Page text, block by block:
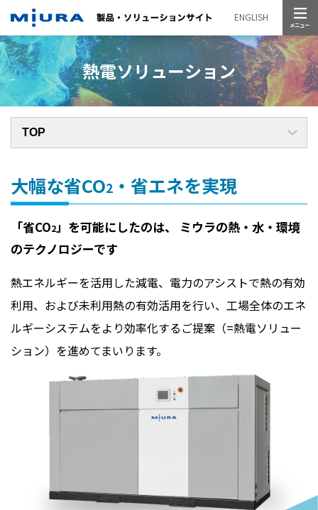
ENGLISH
熱電ソリューション
大幅な省CO2 ・省エネを実現
「省CO2」を可能にしたのは、
ミウラの熱・水・環境
のテクノロジーです
熱エネルギーを活用した減電、電力のアシストで熱の有効
利用、および未利用熱の有効活用を行い、工場全体のエネ
ルギーシステムをより効率化するご提案（=熱電ソリュー
ション）を進めてまいります。